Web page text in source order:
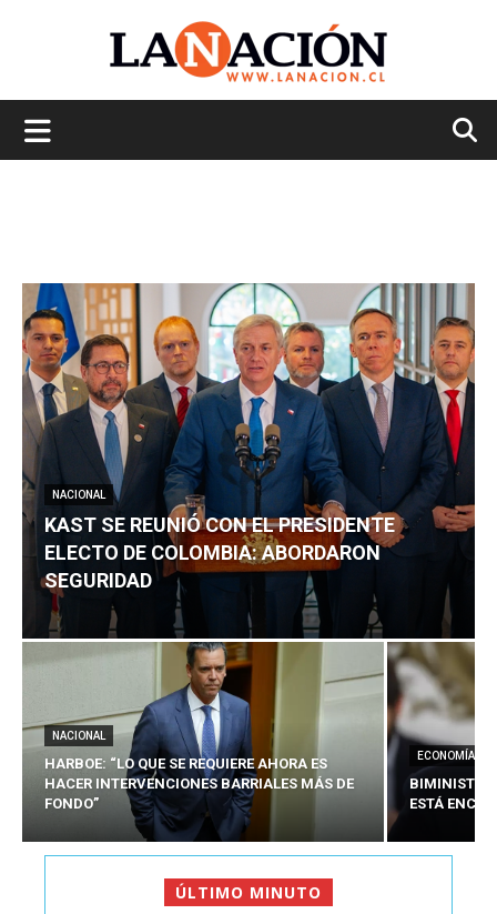
NACIONAL
KAST SE REUNIÓ CON EL PRESIDENTE
ELECTO DE COLOMBIA: ABORDARON
SEGURIDAD
NACIONAL
HARBOE: “LO QUE SE REQUIERE AHORA ES
HACER INTERVENCIONES BARRIALES MÁS DE
FONDO”
ECONOMÍA
BIMINISTRO
ESTÁ
ÚLTIMO MINUTO